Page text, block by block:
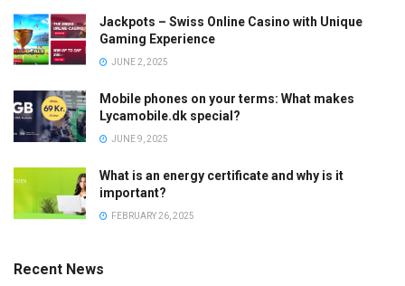
Jackpots – Swiss Online Casino with Unique
Gaming Experience
JUNE 2, 2025
Mobile phones on your terms: What makes
Lycamobile.dk special?
JUNE 9, 2025
What is an energy certificate and why is it
important?
FEBRUARY 26, 2025
Recent News